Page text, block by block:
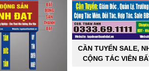
CẦN TUYỂN SALE,
CỘNG TÁC VIÊN